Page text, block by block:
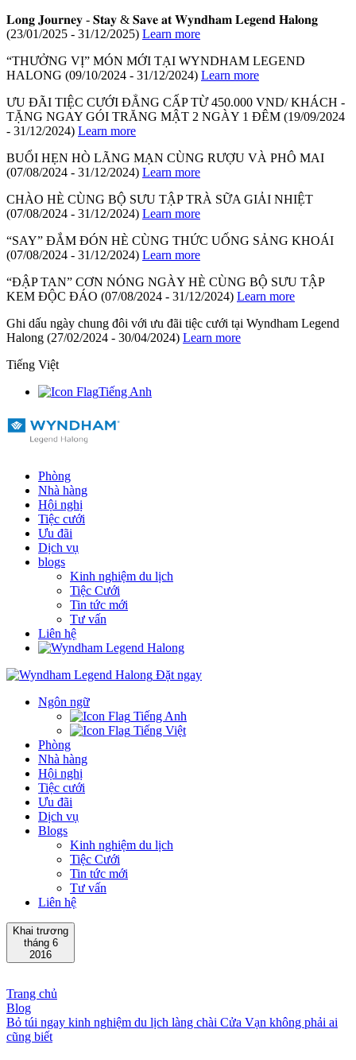
𝐋𝐨𝐧𝐠 𝐉𝐨𝐮𝐫𝐧𝐞𝐲 - 𝐒𝐭𝐚𝐲 & 𝐒𝐚𝐯𝐞 𝐚𝐭 𝐖𝐲𝐧𝐝𝐡𝐚𝐦 𝐋𝐞𝐠𝐞𝐧𝐝 𝐇𝐚𝐥𝐨𝐧𝐠
(23/01/2025 - 31/12/2025) Learn more
“THƯỞNG VỊ” MÓN MỚI TẠI WYNDHAM LEGEND
HALONG (09/10/2024 - 31/12/2024) Learn more
ƯU ĐÃI TIỆC CƯỚI ĐẲNG CẤP TỪ 450.000 VND/ KHÁCH -
TẶNG NGAY GÓI TRĂNG MẬT 2 NGÀY 1 ĐÊM (19/09/2024
- 31/12/2024) Learn more
BUỔI HẸN HÒ LÃNG MẠN CÙNG RƯỢU VÀ PHÔ MAI
(07/08/2024 - 31/12/2024) Learn more
CHÀO HÈ CÙNG BỘ SƯU TẬP TRÀ SỮA GIẢI NHIỆT
(07/08/2024 - 31/12/2024) Learn more
“SAY” ĐẮM ĐÓN HÈ CÙNG THỨC UỐNG SẢNG KHOÁI
(07/08/2024 - 31/12/2024) Learn more
“ĐẬP TAN” CƠN NÓNG NGÀY HÈ CÙNG BỘ SƯU TẬP
KEM ĐỘC ĐÁO (07/08/2024 - 31/12/2024) Learn more
Ghi dấu ngày chung đôi với ưu đãi tiệc cưới tại Wyndham Legend
Halong (27/02/2024 - 30/04/2024) Learn more
Tiếng Việt
Tiếng Anh
Phòng
Nhà hàng
Hội nghị
Tiệc cưới
Ưu đãi
Dịch vụ
blogs
Kinh nghiệm du lịch
Tiệc Cưới
Tin tức mới
Tư vấn
Liên hệ
Đặt ngay
Ngôn ngữ
Tiếng Anh
Tiếng Việt
Phòng
Nhà hàng
Hội nghị
Tiệc cưới
Ưu đãi
Dịch vụ
Blogs
Kinh nghiệm du lịch
Tiệc Cưới
Tin tức mới
Tư vấn
Liên hệ
Khai trương
tháng 6
2016
Trang chủ
Blog
Bỏ túi ngay kinh nghiệm du lịch làng chài Cửa Vạn không phải ai
cũng biết